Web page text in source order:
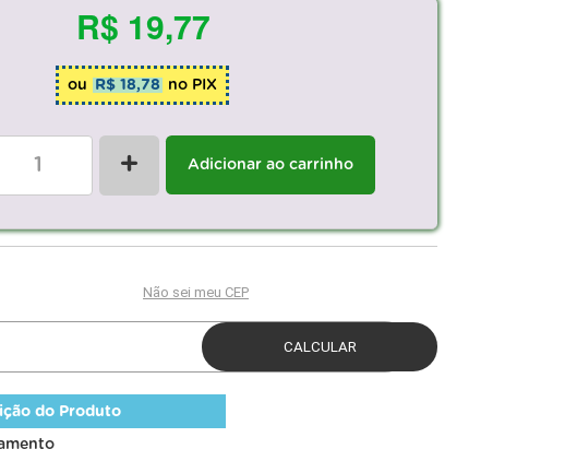
R$ 19,77
ou R$ 18,78 no PIX
+ Adicionar ao carrinho
do Produto